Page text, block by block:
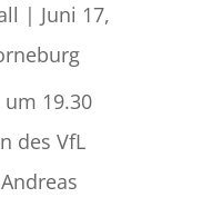
| Juni 17,
19.30
des VfL